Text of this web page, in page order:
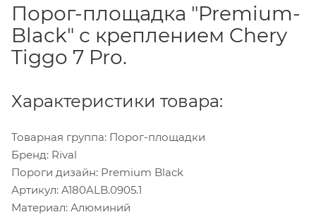
Порог-площадка "Premium-
Black" с креплением Chery
Tiggo 7 Pro.
Характеристики товара:
Товарная группа: Порог-площадки
Бренд: Rival
Пороги дизайн: Premium Black
Артикул: A180ALB.0905.1
Материал: Алюминий